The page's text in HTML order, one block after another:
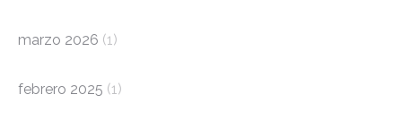
marzo 2026 (1)
febrero 2025 (1)